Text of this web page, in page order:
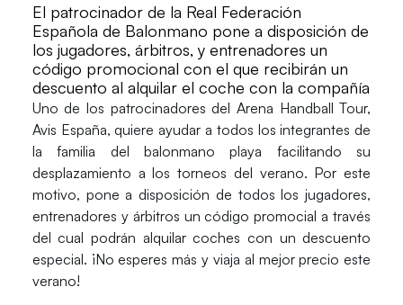
El patrocinador de la Real Federación
Española de Balonmano pone a disposición de
los jugadores, árbitros, y entrenadores un
código promocional con el que recibirán un
descuento al alquilar el coche con la compañía
Uno de los patrocinadores del Arena Handball Tour,
Avis España, quiere ayudar a todos los integrantes de
la familia del balonmano playa facilitando su
desplazamiento a los torneos del verano. Por este
motivo, pone a disposición de todos los jugadores,
entrenadores y árbitros un código promocial a través
del cual podrán alquilar coches con un descuento
especial. ¡No esperes más y viaja al mejor precio este
verano!